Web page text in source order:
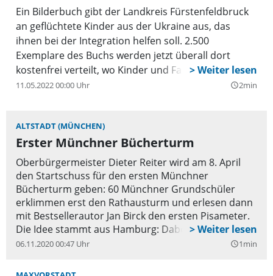
Ein Bilderbuch gibt der Landkreis Fürstenfeldbruck
an geflüchtete Kinder aus der Ukraine aus, das
ihnen bei der Integration helfen soll. 2.500
Exemplare des Buchs werden jetzt überall dort
kostenfrei verteilt, wo Kinder und Familien
ankommen und Zuflucht suchen, beispielsweise in
Familienbildung.
11.05.2022 00:00 Uhr query_builder2min
ALTSTADT (MÜNCHEN)
Erster Münchner Bücherturm
Oberbürgermeister Dieter Reiter wird am 8. April
den Startschuss für den ersten Münchner
Bücherturm geben: 60 Münchner Grundschüler
erklimmen erst den Rathausturm und erlesen dann
mit Bestsellerautor Jan Birck den ersten Pisameter.
Die Idee stammt aus Hamburg: Dabei erlesen die
Kinder in Klassen die Höhe eines Turmes aus ihrer
Städten in Deutschland und mittlerweile auch in
06.11.2020 00:47 Uhr query_builder1min